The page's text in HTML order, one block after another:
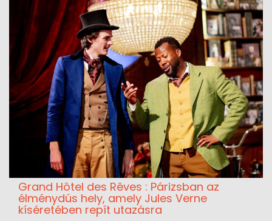
Grand Hôtel des Rêves : Párizsban az
élménydús hely, amely Jules Verne
kíséretében repít utazásra